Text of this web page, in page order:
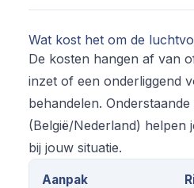
Wat kost het om de
De kosten hangen af van
inzet of een onderliggend
behandelen.
(België/Nederland) helpen
bij jouw situatie.
Aanpak